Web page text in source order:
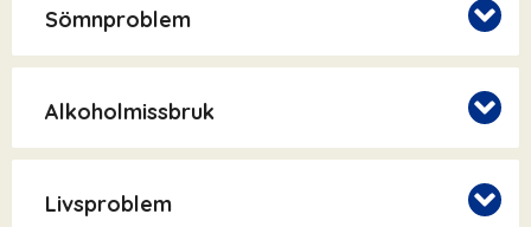
Sömnproblem
Alkoholmissbruk
Livsproblem